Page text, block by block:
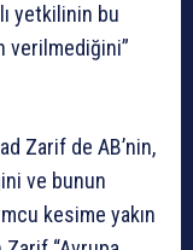
yetkilinin bu
verilmediğini”
Zarif de AB’nin,
ve bunun
kesime yakın